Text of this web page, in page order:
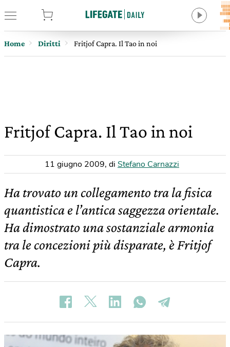
Home Diritti Fritjof Capra. Il Tao in noi
Fritjof Capra. Il Tao in noi
11 giugno 2009, di Stefano Carnazzi
Ha trovato un collegamento tra la fisica
quantistica e l’antica saggezza orientale.
Ha dimostrato una sostanziale armonia
tra le concezioni più disparate, è Fritjof
Capra.